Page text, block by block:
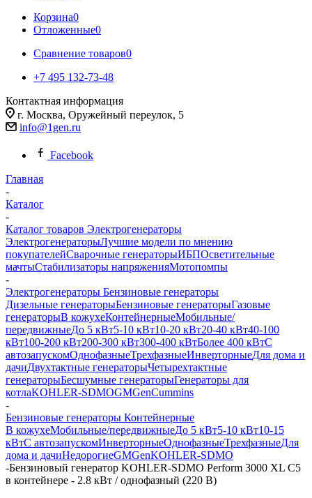
Корзина0
Отложенные0
Сравнение товаров0
+7 495 132-73-48
Контактная информация
г. Москва, Оружейный переулок, 5
info@1gen.ru
Facebook
Главная
-
Каталог
-
Каталог товаров Электрогенераторы
ЭлектрогенераторыЛучшие модели по мнению
покупателейСварочные генераторыИБПОсветительные
мачтыСтабилизаторы напряженияМотопомпы
-
Электрогенераторы Бензиновые генераторы
Дизельные генераторыБензиновые генераторыГазовые
генераторыВ кожухеКонтейнерныеМобильные/
передвижныеДо 5 кВт5-10 кВт10-20 кВт20-40 кВт40-100
кВт100-200 кВт200-300 кВт300-400 кВтБолее 400 кВтС
автозапускомОднофазныеТрехфазныеИнверторныеДля дома и
дачиДвухтактные генераторыЧетырехтактные
генераторыБесшумные генераторыГенераторы для
котлаKOHLER-SDMOGMGenCummins
-
Бензиновые генераторы Контейнерные
В кожухеМобильные/передвижныеДо 5 кВт5-10 кВт10-15
кВтС автозапускомИнверторныеОднофазныеТрехфазныеДля
дома и дачиНедорогиеGMGenKOHLER-SDMO
-Бензиновый генератор KOHLER-SDMO Perform 3000 XL C5
в контейнере - 2.8 кВт / однофазный (220 В)